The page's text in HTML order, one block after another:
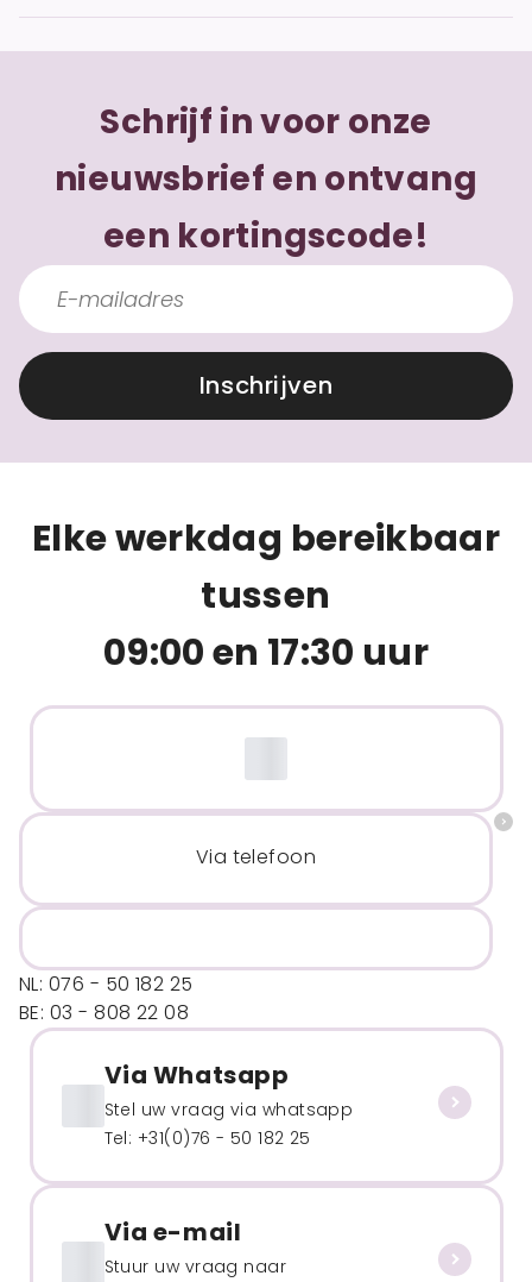
Schrijf in voor onze
nieuwsbrief en ontvang
een kortingscode!
Inschrijven
Elke werkdag bereikbaar
tussen
09:00 en 17:30 uur
Via telefoon
NL: 076 - 50 182 25
BE: 03 - 808 22 08
Via Whatsapp
Stel uw vraag via whatsapp
Tel: +31(0)76 - 50 182 25
Via e-mail
Stuur uw vraag naar